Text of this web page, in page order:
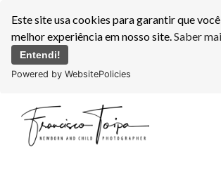
Este site usa cookies para garantir que
melhor experiência em nosso site.Saber
Entendi!
Powered by WebsitePolicies